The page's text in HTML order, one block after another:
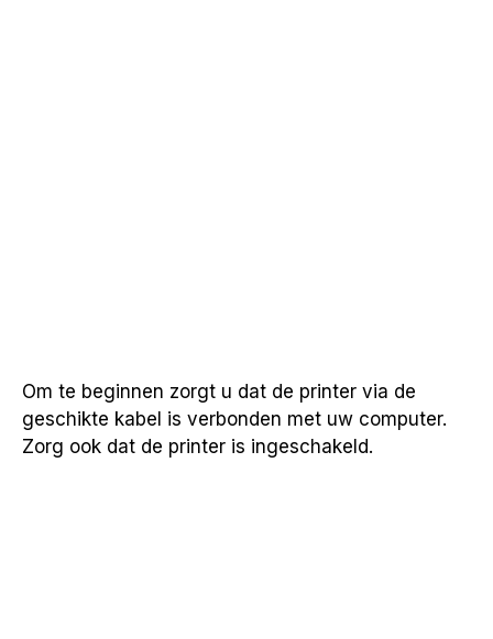
Om te beginnen zorgt u dat de printer via de
geschikte kabel is verbonden met uw computer.
Zorg ook dat de printer is ingeschakeld.